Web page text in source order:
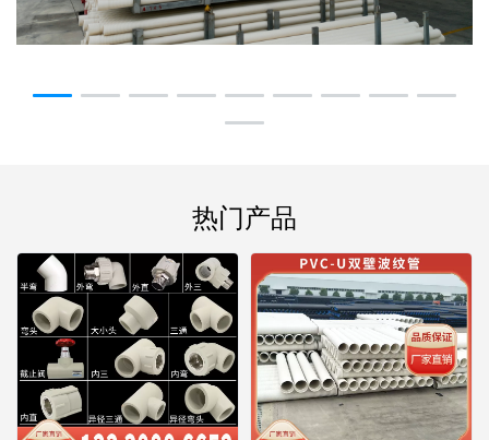
热门产品